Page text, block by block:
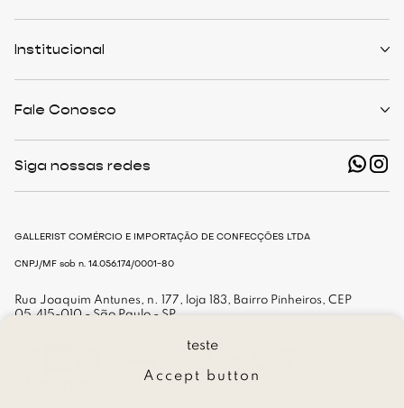
teste
Accept button
Formas de Pagamento
Cashback
Institucional
The Outlist
Nossas Lojas
Trabalhe Conosco
Fale Conosco
shop@gallerist.com.br
Siga nossas redes
GALLERIST COMÉRCIO E IMPORTAÇÃO DE CONFECÇÕES LTDA
CNPJ/MF sob n. 14.056.174/0001-80
Rua Joaquim Antunes, n. 177, loja 183, Bairro Pinheiros, CEP
05.415-010 - São Paulo - SP